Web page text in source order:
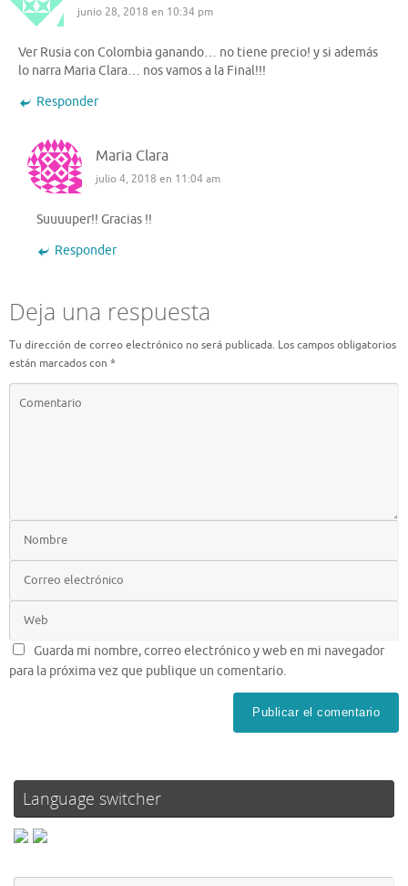
junio 28, 2018 en 10:34 pm
Ver Rusia con Colombia ganando… no tiene precio! y si además
lo narra Maria Clara… nos vamos a la Final!!!
Responder
Maria Clara
julio 4, 2018 en 11:04 am
Suuuuper!! Gracias !!
Responder
Deja una respuesta
Tu dirección de correo electrónico no será publicada. Los campos obligatorios
están marcados con *
Guarda mi nombre, correo electrónico y web en mi navegador
para la próxima vez que publique un comentario.
Language switcher